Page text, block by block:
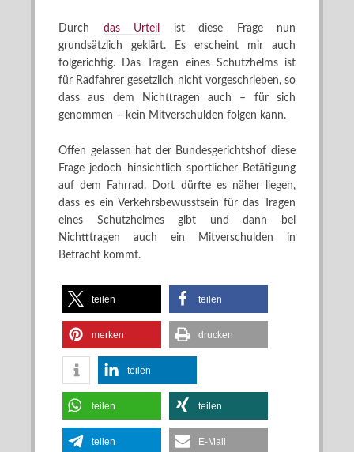
Durch das Urteil
ist diese Frage nun
grundsätzlich geklärt. Es erscheint mir auch
folgerichtig. Das Tragen eines Schutzhelms ist
für Radfahrer gesetzlich nicht vorgeschrieben, so
dass aus dem Nichttragen auch – für sich
genommen – kein Mitverschulden folgen kann.
Offen gelassen hat der Bundesgerichtshof diese
Frage jedoch hinsichtlich sportlicher Betätigung
auf dem Fahrrad. Dort dürfte es näher liegen,
dass es ein Verkehrsbewusstsein für das Tragen
eines Schutzhelmes gibt und dann bei
Nichtttragen auch ein Mitverschulden in
Betracht kommt.
teilen teilen
merken drucken
teilen
teilen teilen
teilen E-Mail